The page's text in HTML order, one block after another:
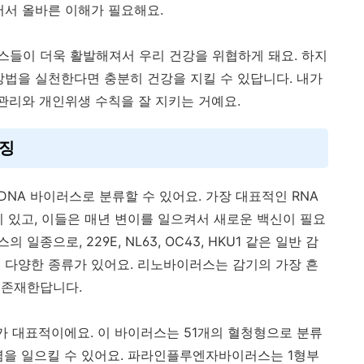
올바른 이해가 필요해요.
들이 더욱 활발해져서 우리 건강을 위협하게 돼요. 하지
을 실천한다면 충분히 건강을 지킬 수 있답니다. 내가
와 개인위생 수칙을 잘 지키는 거예요.
바이러스로 분류할 수 있어요. 가장 대표적인 RNA
고, 이들은 매년 변이를 일으켜서 새로운 백신이 필요
의 일종으로, 229E, NL63, OC43, HKU1 같은 일반 감
양한 종류가 있어요. 리노바이러스는 감기의 가장 흔
재한답니다.
대표적이에요. 이 바이러스는 51개의 혈청형으로 분류
일으킬 수 있어요. 파라인플루엔자바이러스는 1형부